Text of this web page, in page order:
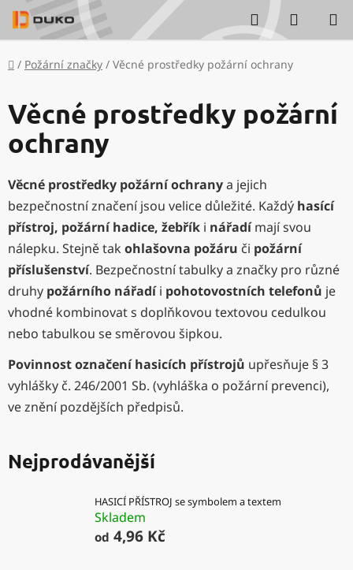
Přejít
na
obsah
Hledat
KOŠÍK
Domů
/ Požární značky / Věcné prostředky požární ochrany
Věcné prostředky požární
ochrany
Věcné prostředky požární ochranya jejich
bezpečnostní značení jsou velice důležité. Každý hasící
přístroj, požární hadice, žebřík i nářadímají svou
nálepku. Stejně tak ohlašovna požáru či požární
příslušenství. Bezpečnostní tabulky a značky pro různé
druhy požárního nářadíi pohotovostních telefonů je
vhodné kombinovat s doplňkovou textovou cedulkou
nebo tabulkou se směrovou šipkou.
Povinnost označení hasicích přístrojů upřesňuje § 3
vyhlášky č. 246/2001 Sb. (vyhláška o požární prevenci),
ve znění pozdějších předpisů.
Nejprodávanější
HASICÍ PŘÍSTROJ se symbolem a textem
Skladem
od 4,96 Kč